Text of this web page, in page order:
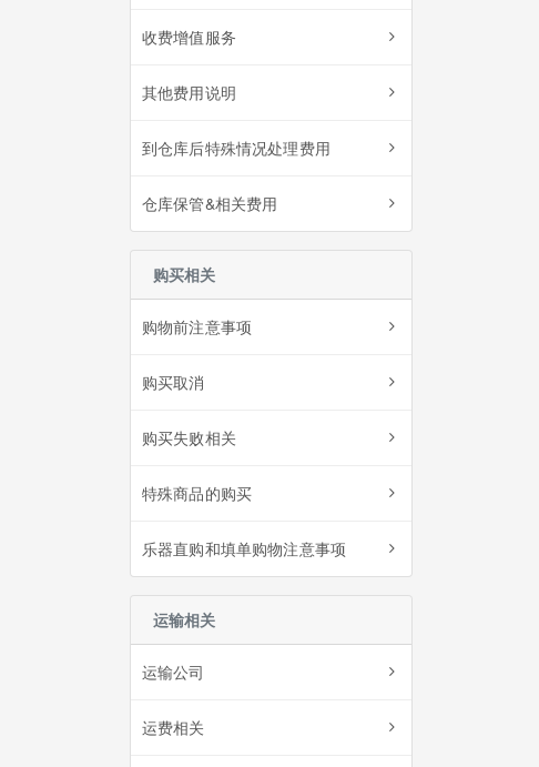
收费增值服务
其他费用说明
到仓库后特殊情况处理费用
仓库保管&相关费用
购买相关
购物前注意事项
购买取消
购买失败相关
特殊商品的购买
乐器直购和填单购物注意事项
运输相关
运输公司
运费相关